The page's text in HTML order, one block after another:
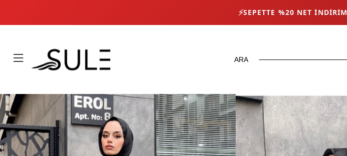
⚡SEPETTE %20 NET İNDIRIM